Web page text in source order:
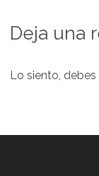
Deja una
Lo siento,